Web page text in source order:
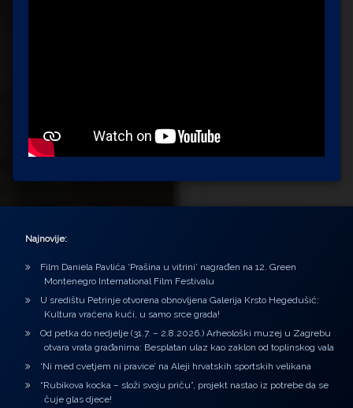
Najnovije:
Film Daniela Pavlića ‘Prašina u vitrini’ nagrađen na 12. Green
Montenegro International Film Festivalu
U središtu Petrinje otvorena obnovljena Galerija Krsto Hegedušić:
Kultura vraćena kući, u samo srce grada!
Od petka do nedjelje (31.7. – 2.8.2026.) Arheološki muzej u Zagrebu
otvara vrata građanima: Besplatan ulaz kao zaklon od toplinskog vala
‘Ni med cvetjem ni pravice’ na Aleji hrvatskih sportskih velikana
“Rubikova kocka – složi svoju priču”, projekt nastao iz potrebe da se
čuje glas djece!